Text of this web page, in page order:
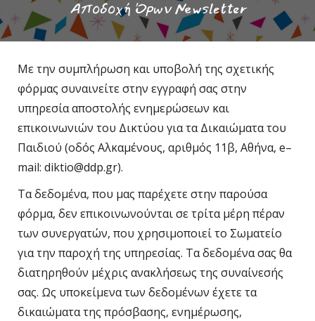
Αποδοχή Όρων Newsletter
Με την συμπλήρωση και υποβολή της σχετικής
φόρμας συναινείτε στην εγγραφή σας στην
υπηρεσία αποστολής ενημερώσεων και
επικοινωνιών του Δικτύου για τα Δικαιώματα του
Παιδιού (οδός Αλκαμένους, αριθμός 11β, Αθήνα, e–
mail: diktio@ddp.gr).
Τα δεδομένα, που μας παρέχετε στην παρούσα
φόρμα, δεν επικοινωνούνται σε τρίτα μέρη πέραν
των συνεργατών, που χρησιμοποιεί το Σωματείο
για την παροχή της υπηρεσίας. Τα δεδομένα σας θα
διατηρηθούν μέχρις ανακλήσεως της συναίνεσής
σας. Ως υποκείμενα των δεδομένων έχετε τα
δικαιώματα της πρόσβασης, ενημέρωσης,